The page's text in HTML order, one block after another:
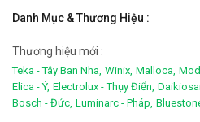
Danh Mục & Thương Hiệu :
Thương hiệu mới :
Teka - Tây Ban Nha, Winix, Malloca,
Elica - Ý, Electrolux - Thụy Điển,
Bosch - Đức, Luminarc - Pháp,